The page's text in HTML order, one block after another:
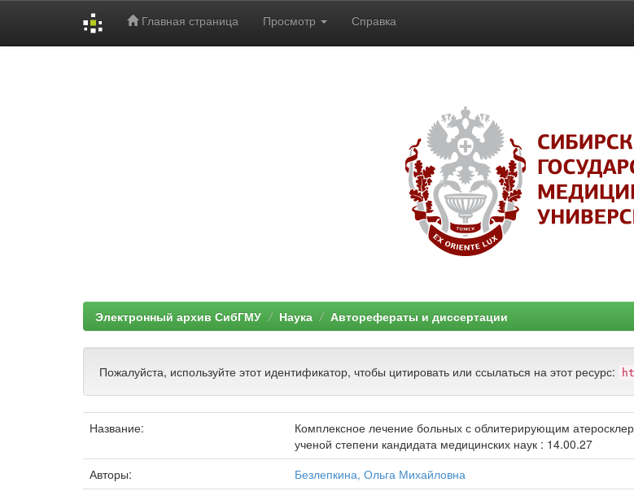
Главная страница Просмотр Справка
Электронный архив СибГМУ Наука Авторефераты и диссертации
Пожалуйста, используйте этот идентификатор, чтобы цитировать или ссылаться на этот ресурс:
Название:
Комплексное лечение больных с облитерирующим
ученой степени кандидата медицинских наук : 14.00.27
Авторы:
Безлепкина, Ольга Михайловна